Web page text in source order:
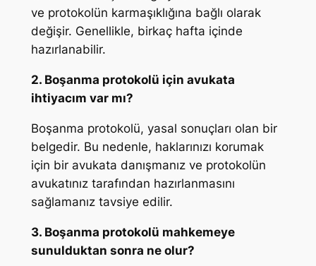
ve protokolün karmaşıklığına bağlı olarak
değişir. Genellikle, birkaç hafta içinde
hazırlanabilir.
2. Boşanma protokolü için avukata
ihtiyacım var mı?
Boşanma protokolü, yasal sonuçları olan bir
belgedir. Bu nedenle, haklarınızı korumak
için bir avukata danışmanız ve protokolün
avukatınız tarafından hazırlanmasını
sağlamanız tavsiye edilir.
3. Boşanma protokolü mahkemeye
sunulduktan sonra ne olur?